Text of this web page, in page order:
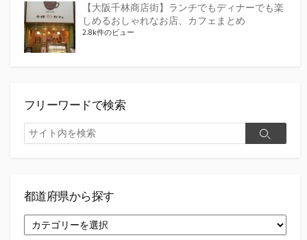
【大阪千林商店街】ランチでもディナーでも楽
しめるおしゃれなお店、カフェまとめ
2.8k件のビュー
フリーワードで検索
検
索
検
都道府県から探す
道